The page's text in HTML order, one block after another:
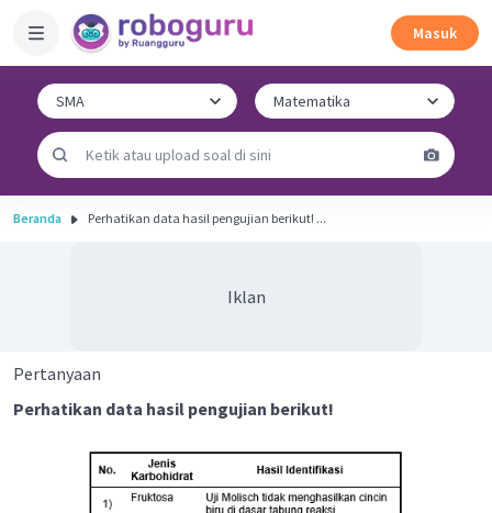
Masuk
Beranda Perhatikan data hasil pengujian berikut! ...
Iklan
Pertanyaan
Perhatikan data hasil pengujian berikut!